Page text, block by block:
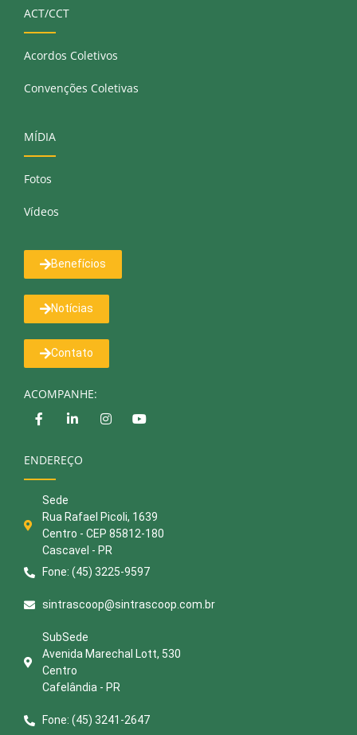
ACT/CCT
Acordos Coletivos
Convenções Coletivas
MÍDIA
Fotos
Vídeos
Benefícios
Notícias
Contato
ACOMPANHE:
ENDEREÇO
Sede
Rua Rafael Picoli, 1639
Centro - CEP 85812-180
Cascavel - PR
Fone: (45) 3225-9597
sintrascoop@sintrascoop.com.br
SubSede
Avenida Marechal Lott, 530
Centro
Cafelândia - PR
Fone: (45) 3241-2647